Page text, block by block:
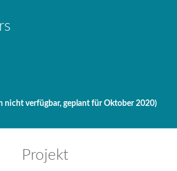
nicht verfügbar, geplant für Oktober 2020)
Projekt